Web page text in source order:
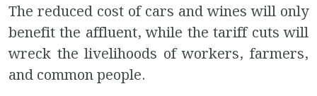
The reduced cost of cars and wines will only
benefit the affluent, while the tariff cuts will
wreck the livelihoods of workers, farmers,
and common people.